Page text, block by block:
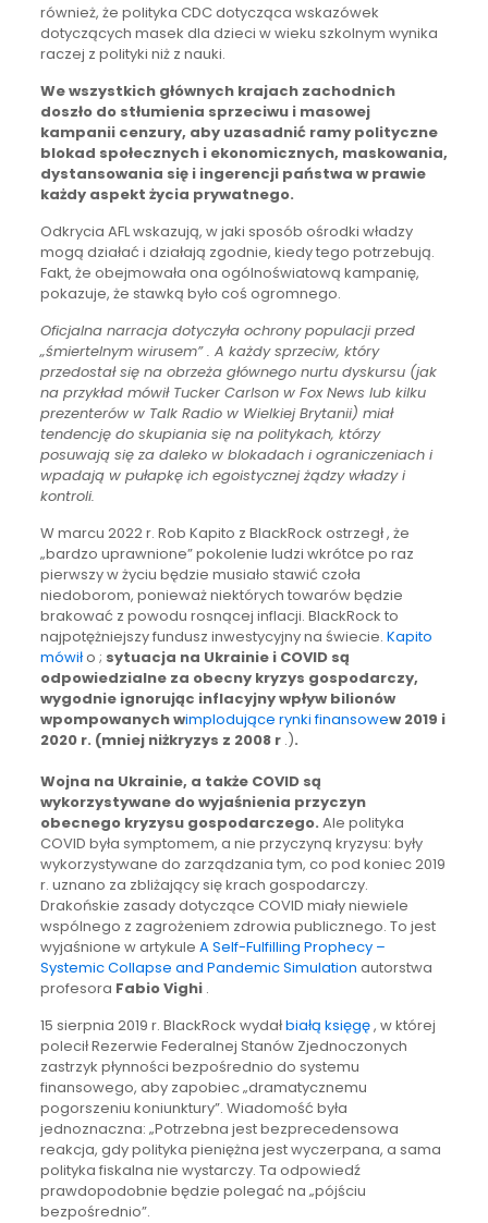
również, że polityka CDC dotycząca wskazówek
dotyczących masek dla dzieci w wieku szkolnym wynika
raczej z polityki niż z nauki.
We wszystkich głównych krajach zachodnich
doszło do stłumienia sprzeciwu i masowej
kampanii cenzury, aby uzasadnić ramy polityczne
blokad społecznych i ekonomicznych, maskowania,
dystansowania się i ingerencji państwa w prawie
każdy aspekt życia prywatnego.
Odkrycia AFL wskazują, w jaki sposób ośrodki władzy
mogą działać i działają zgodnie, kiedy tego potrzebują.
Fakt, że obejmowała ona ogólnoświatową kampanię,
pokazuje, że stawką było coś ogromnego.
Oficjalna narracja dotyczyła ochrony populacji przed
„śmiertelnym wirusem” . A każdy sprzeciw, który
przedostał się na obrzeża głównego nurtu dyskursu (jak
na przykład mówił Tucker Carlson w Fox News lub kilku
prezenterów w Talk Radio w Wielkiej Brytanii) miał
tendencję do skupiania się na politykach, którzy
posuwają się za daleko w blokadach i ograniczeniach i
wpadają w pułapkę ich egoistycznej żądzy władzy i
kontroli.
W marcu 2022 r. Rob Kapito z BlackRock ostrzegł , że
„bardzo uprawnione” pokolenie ludzi wkrótce po raz
pierwszy w życiu będzie musiało stawić czoła
niedoborom, ponieważ niektórych towarów będzie
brakować z powodu rosnącej inflacji. BlackRock to
najpotężniejszy fundusz inwestycyjny na świecie. Kapito
mówiło ; sytuacja na Ukrainie i COVID są
odpowiedzialne za obecny kryzys gospodarczy,
wygodnie ignorując inflacyjny wpływ bilionów
wpompowanych wimplodujące rynki finansowew 2019 i
2020 r. (mniej niżkryzys z 2008 r.).
Wojna na Ukrainie, a także COVID są
wykorzystywane do wyjaśnienia przyczyn
obecnego kryzysu gospodarczego. Ale polityka
COVID była symptomem, a nie przyczyną kryzysu: były
wykorzystywane do zarządzania tym, co pod koniec 2019
r. uznano za zbliżający się krach gospodarczy.
Drakońskie zasady dotyczące COVID miały niewiele
wspólnego z zagrożeniem zdrowia publicznego. To jest
wyjaśnione w artykule A Self-Fulfilling Prophecy –
Systemic Collapse and Pandemic Simulation autorstwa
profesora Fabio Vighi.
15 sierpnia 2019 r. BlackRock wydałbiałą księgę, w której
polecił Rezerwie Federalnej Stanów Zjednoczonych
zastrzyk płynności bezpośrednio do systemu
finansowego, aby zapobiec „dramatycznemu
pogorszeniu koniunktury”. Wiadomość była
jednoznaczna: „Potrzebna jest bezprecedensowa
reakcja, gdy polityka pieniężna jest wyczerpana, a sama
polityka fiskalna nie wystarczy. Ta odpowiedź
prawdopodobnie będzie polegać na „pójściu
bezpośrednio”.